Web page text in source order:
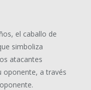
el caballo de
simboliza
atacantes
oponente, a través